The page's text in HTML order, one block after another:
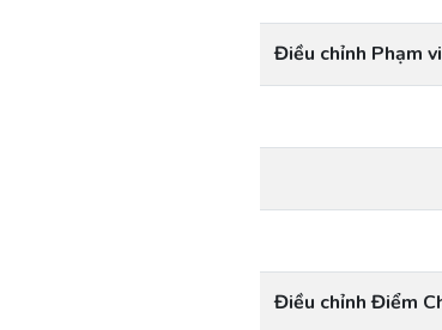
Điều chỉnh Phạm
Điều chỉnh Điểm